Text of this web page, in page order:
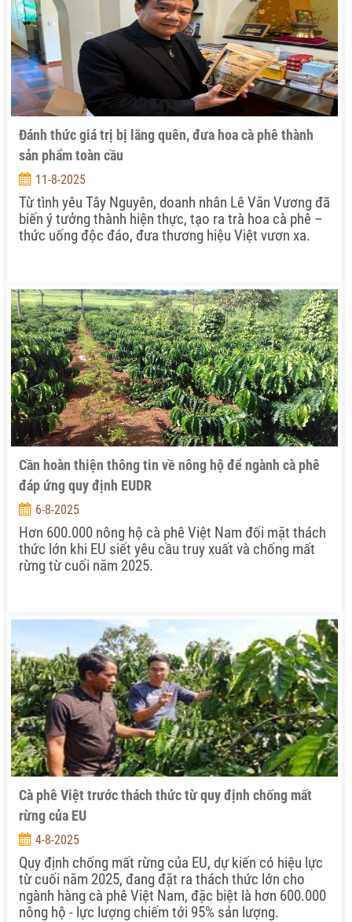
Đánh thức giá trị bị lãng quên, đưa hoa cà phê thành
sản phẩm toàn cầu
11-8-2025
Từ tình yêu Tây Nguyên, doanh nhân Lê Văn Vương đã
biến ý tưởng thành hiện thực, tạo ra trà hoa cà phê –
thức uống độc đáo, đưa thương hiệu Việt vươn xa.
Cần hoàn thiện thông tin về nông hộ để ngành cà phê
đáp ứng quy định EUDR
6-8-2025
Hơn 600.000 nông hộ cà phê Việt Nam đối mặt thách
thức lớn khi EU siết yêu cầu truy xuất và chống mất
rừng từ cuối năm 2025.
Cà phê Việt trước thách thức từ quy định chống mất
rừng của EU
4-8-2025
Quy định chống mất rừng của EU, dự kiến có hiệu lực
từ cuối năm 2025, đang đặt ra thách thức lớn cho
ngành hàng cà phê Việt Nam, đặc biệt là hơn 600.000
nông hộ - lực lượng chiếm tới 95% sản lượng.